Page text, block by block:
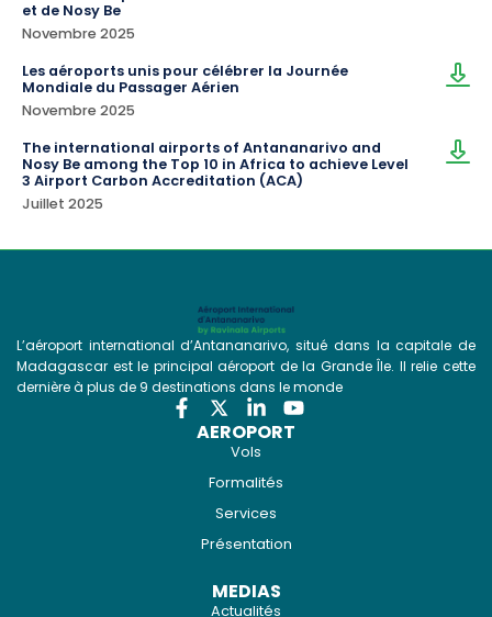
et de Nosy Be
Novembre 2025
Les aéroports unis pour célébrer la Journée
Mondiale du Passager Aérien
Novembre 2025
The international airports of Antananarivo and
Nosy Be among the Top 10 in Africa to achieve Level
3 Airport Carbon Accreditation (ACA)
Juillet 2025
L’aéroport international d’Antananarivo, situé dans la capitale de
Madagascar est le principal aéroport de la Grande Île. Il relie cette
dernière à plus de 9 destinations dans le monde
AEROPORT
Vols
Formalités
Services
Présentation
MEDIAS
Actualités